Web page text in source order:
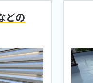
どの